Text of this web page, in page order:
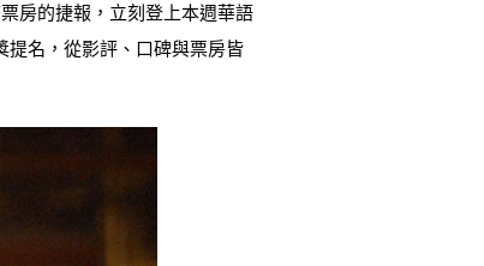
房的捷報，立刻登上本週華語
提名，從影評、口碑與票房皆